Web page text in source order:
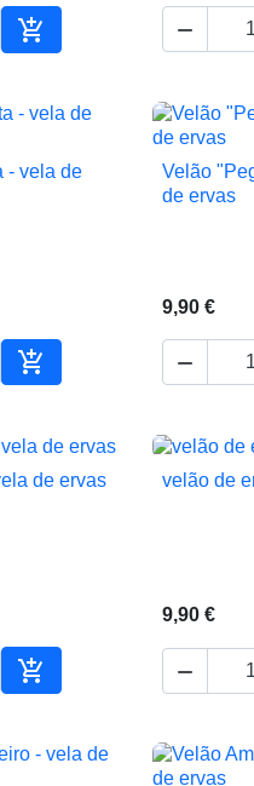

Adicionar ao carrinho

- vela de

Adicionar ao carrinho
Velão
de ervas
9,90 €

de ervas

Adicionar ao carrinho
velão de
9,90 €
